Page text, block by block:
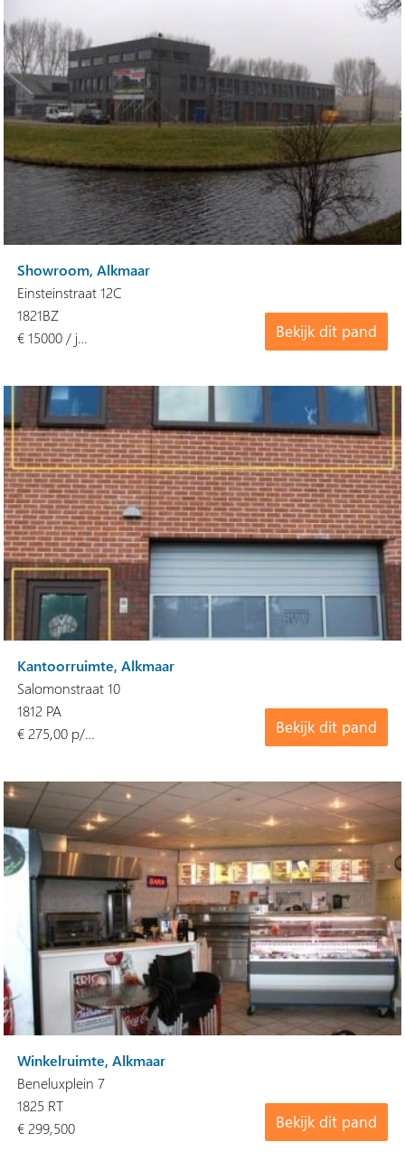
Showroom, Alkmaar
Einsteinstraat 12C
Bekijk dit pand
1821BZ
€ 15000 / j…
Kantoorruimte, Alkmaar
Salomonstraat 10
Bekijk dit pand
1812 PA
€ 275,00 p/…
Winkelruimte, Alkmaar
Beneluxplein 7
Bekijk dit pand
1825 RT
€ 299,500